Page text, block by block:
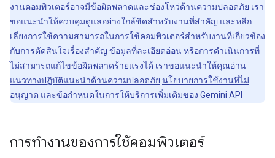
งานคอมพิวเตอร์อาจมีข้อผิดพลาดและช่องโหว่ด้านความปลอดภัย เรา
ขอแนะนำให้ควบคุมดูแลอย่างใกล้ชิดสำหรับงานที่สำคัญ และหลีก
เลี่ยงการใช้ความสามารถในการใช้คอมพิวเตอร์สำหรับงานที่เกี่ยวข้อง
กับการตัดสินใจเรื่องสำคัญ ข้อมูลที่ละเอียดอ่อน หรือการดำเนินการที่
ไม่สามารถแก้ไขข้อผิดพลาดร้ายแรงได้ เราขอแนะนำให้คุณอ่าน
แนวทางปฏิบัติแนะนำด้านความปลอดภัย นโยบายการใช้งานที่ไม่
อนุญาต และข้อกำหนดในการให้บริการเพิ่มเติมของ Gemini API
การทำงานของการใช้คอมพิวเตอร์